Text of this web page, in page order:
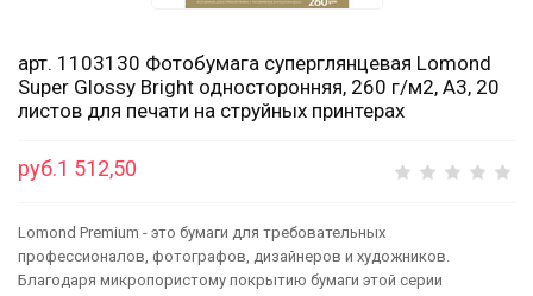
арт. 1103130 Фотобумага суперглянцевая Lomond
Super Glossy Bright односторонняя, 260 г/м2, А3, 20
листов для печати на струйных принтерах
руб.1 512,50
Lomond Premium - это бумаги для требовательных
профессионалов, фотографов, дизайнеров и художников.
Благодаря микропористому покрытию бумаги этой серии